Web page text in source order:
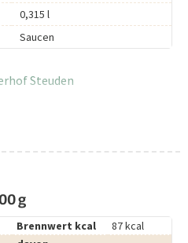
0,315 l
Saucen
Steuden
g
Brennwert kcal 87 kcal